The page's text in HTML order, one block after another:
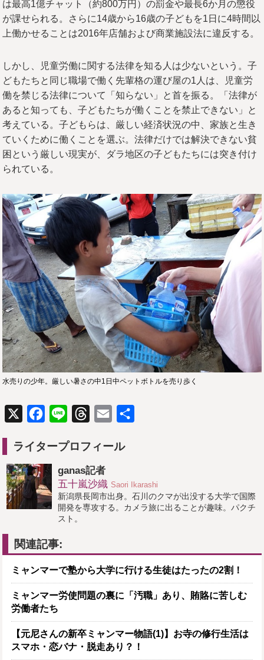
は最高1億チャット（約800万円）の罰金や最長6か月の懲役
が課せられる。さらに14歳から16歳の子どもを1日に4時間以
上働かせることは2016年店舗および商業施設法に違反する。
しかし、児童労働に関する法律を知る人は少ないという。子
どもたちと同じ職場で働く先輩格の運び屋の1人は、児童労
働を禁じる法律について「知らない」と首を振る。「法律が
あると知っても、子どもたちが働くことを禁止できない」と
考えている。子どもらは、厳しい経済状況の中、家族と生き
ていくために働くことを選ぶ。法律だけでは解決できない貧
困という厳しい現実が、ダラ地区の子どもたちには突き付け
られている。
水売りの少年。厳しい暑さの中1日中ペットボトルを売り歩く
X Facebook
Line ThreadsEmail
ライタープロフィール
ganas記者
五十嵐沙織 Saori Ikarashi
新潟県長岡市出身。石川のクマが出没する大学で国際
開発を専攻する。カメラ旅に出ることが趣味。パクチ
スト。
関連記事:
ミャンマーで塾から大学に行ける生徒はたったの2割！
ミャンマー労使問題の裏に「汚職」あり、賄賂に苦しむ
労働者たち
【元尼さんの新卒ミャンマー物語(1)】お寺の修行生活は
スマホ・恋バナ・脱走あり？！